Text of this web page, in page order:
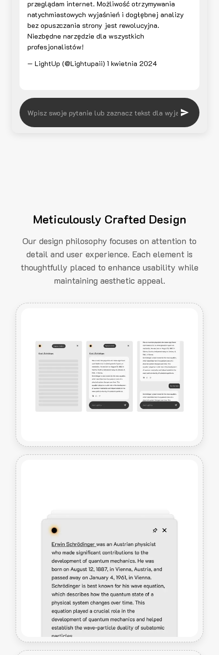
przeglądam internet. Możliwość otrzymywania
natychmiastowych wyjaśnień i dogłębnej analizy
bez opuszczania strony jest rewolucyjna.
Niezbędne narzędzie dla wszystkich
profesjonalistów!
— LightUp (@Lightupaii) 1 kwietnia 2024
Meticulously Crafted Design
Our design philosophy focuses on attention to
detail and user experience. Each element is
thoughtfully placed to enhance usability while
maintaining aesthetic appeal.